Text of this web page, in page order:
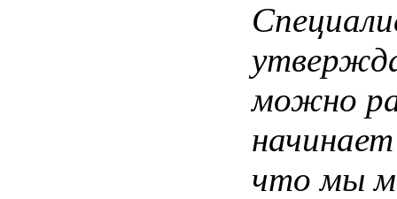
можно
начинает
чтомы